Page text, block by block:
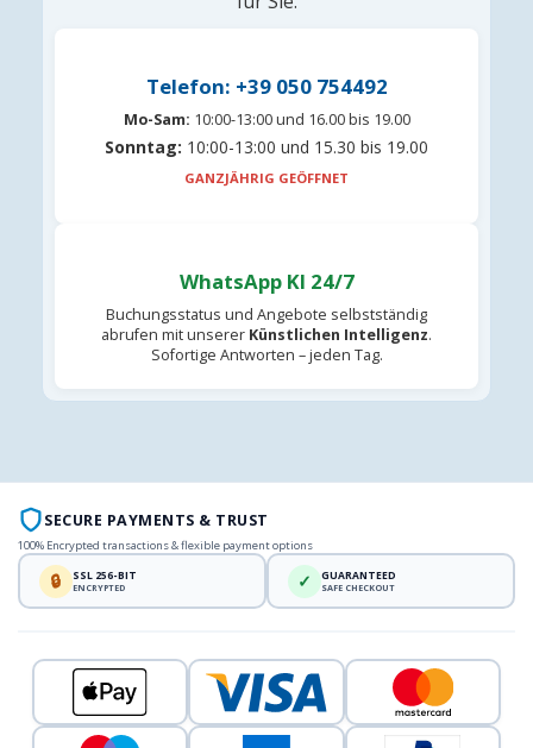
Telefon: +39 050 754492
Mo-Sam: 10:00-13:00 und 16.00 bis 19.00
Sonntag: 10:00-13:00 und 15.30 bis 19.00
GANZJÄHRIG GEÖFFNET
WhatsApp KI 24/7
Buchungsstatus und Angebote selbstständig
abrufen mit unserer Künstlichen Intelligenz.
Sofortige Antworten – jeden Tag.
SECURE PAYMENTS & TRUST
100% Encrypted transactions & flexible payment options
🔒 SSL 256-BIT
ENCRYPTED ✓ GUARANTEED
SAFE CHECKOUT